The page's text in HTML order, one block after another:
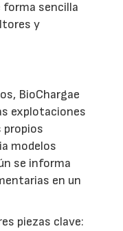
forma sencilla
y
BioChargae
explotaciones
propios
modelos
se informa
en un
piezas clave: